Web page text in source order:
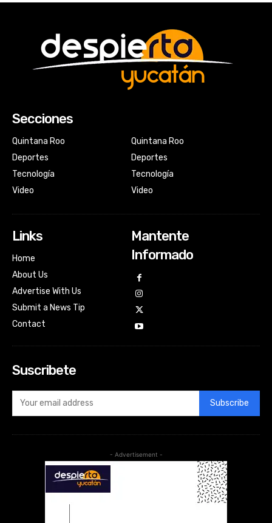
Secciones
Quintana Roo
Deportes
Tecnología
Video
Quintana Roo
Deportes
Tecnología
Video
Links
Home
About Us
Advertise With Us
Submit a News Tip
Contact
Mantente
Informado
Suscribete
Subscribe
- Advertisement -